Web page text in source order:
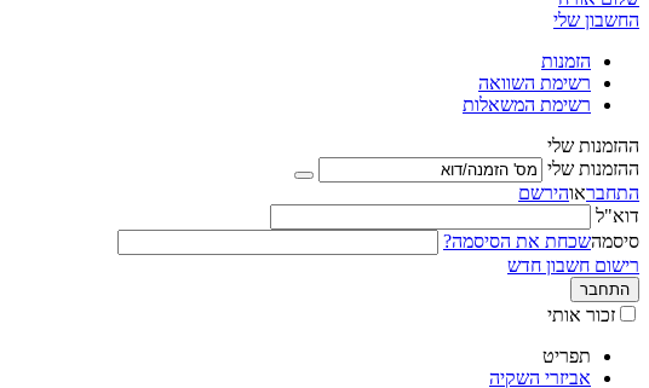
החשבון שלי
הזמנות
רשימת השוואה
רשימת המשאלות
ההזמנות שלי
ההזמנות שלי
התחבראוהירשם
דוא"ל
סיסמהשכחת את הסיסמה?
רישום חשבון חדש
התחבר
זכור אותי
תפריט
אביזרי השקיה